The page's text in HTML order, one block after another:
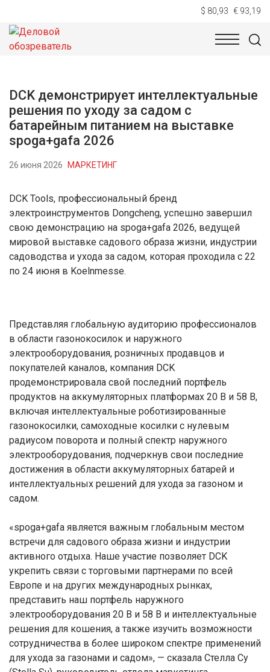
$ 80,93 € 93,19
НОВОСТИ
DCK демонстрирует интеллектуальные
решения по уходу за садом с
батарейным питанием на выставке
spoga+gafa 2026
26 июня 2026 МАРКЕТИНГ
DCK Tools, профессиональный бренд
электроинструментов Dongcheng, успешно завершил
свою демонстрацию на spoga+gafa 2026, ведущей
мировой выставке садового образа жизни, индустрии
садоводства и ухода за садом, которая проходила с 22
по 24 июня в Koelnmesse.
Представляя глобальную аудиторию профессионалов
в области газонокосилок и наружного
электрооборудования, розничных продавцов и
покупателей каналов, компания DCK
продемонстрировала свой последний портфель
продуктов на аккумуляторных платформах 20 В и 58 В,
включая интеллектуальные роботизированные
газонокосилки, самоходные косилки с нулевым
радиусом поворота и полный спектр наружного
электрооборудования, подчеркнув свои последние
достижения в области аккумуляторных батарей и
интеллектуальных решений для ухода за газоном и
садом.
«spoga+gafa является важным глобальным местом
встречи для садового образа жизни и индустрии
активного отдыха. Наше участие позволяет DCK
укрепить связи с торговыми партнерами по всей
Европе и на других международных рынках,
представить наш портфель наружного
электрооборудования 20 В и 58 В и интеллектуальные
решения для кошения, а также изучить возможности
сотрудничества в более широком спектре применений
для ухода за газонами и садом», — сказала Стелла Су